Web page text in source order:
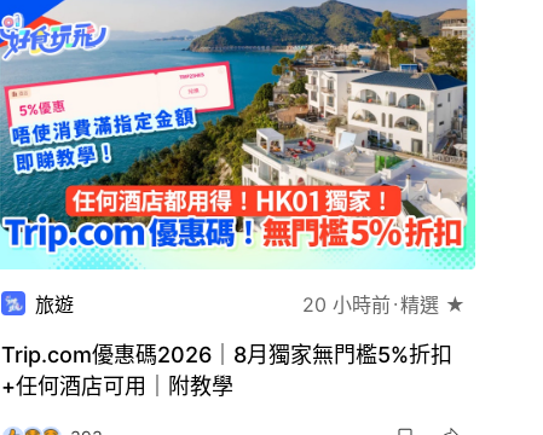
旅遊 20 小時前 精選 ★
Trip.com優惠碼2026｜8月獨家無門檻5%折扣
+任何酒店可用｜附教學